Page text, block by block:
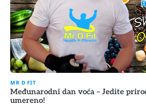
MR D FIT
Međunarodni dan voća – Jedite
umereno!